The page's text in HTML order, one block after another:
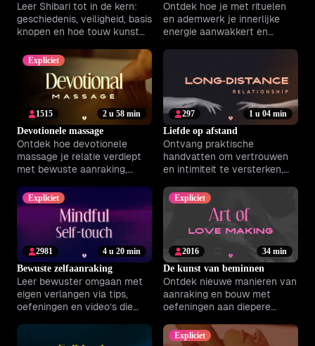
Leer Shibari tot in de kern:
geschiedenis, veiligheid, basis
knopen en hoe touw kunst
versterkt.
Ontdek hoe je met rituelen
en ademwerk je innerlijke
energie aanwakkert en
Expliciet
2 u 58 min
1515
Devotionele massage
Ontdek hoe devotionele
massage je relatie verdiept
met bewuste aanraking,
ontspanning samen.
1 u 04 min
297
Liefde op afstand
Ontvang praktische
handvatten om vertrouwen
en intimiteit te versterken,
bent.
Expliciet
4 u 20 min
2981
Bewuste zelfaanraking
Leer bewuster omgaan met
eigen verlangen via tips,
oefeningen en video’s die
Expliciet
34 min
2016
De kunst van beminnen
Ontdek nieuwe manieren van
aanraking en bouw met
oefeningen aan diepere
band.Expliciet